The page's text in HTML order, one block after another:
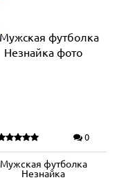
0
Мужская футболка
Незнайка